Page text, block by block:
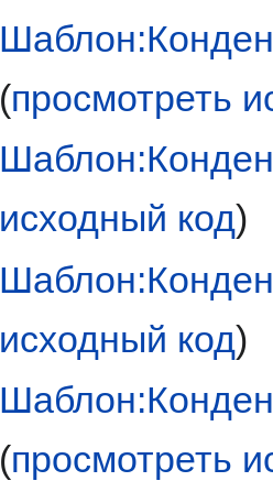
(просмотреть
исходный код)
исходный код)
(просмотреть